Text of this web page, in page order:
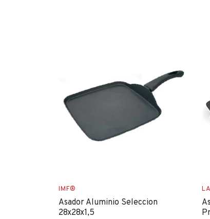
IMF®
Asador Aluminio Seleccion
28x28x1,5